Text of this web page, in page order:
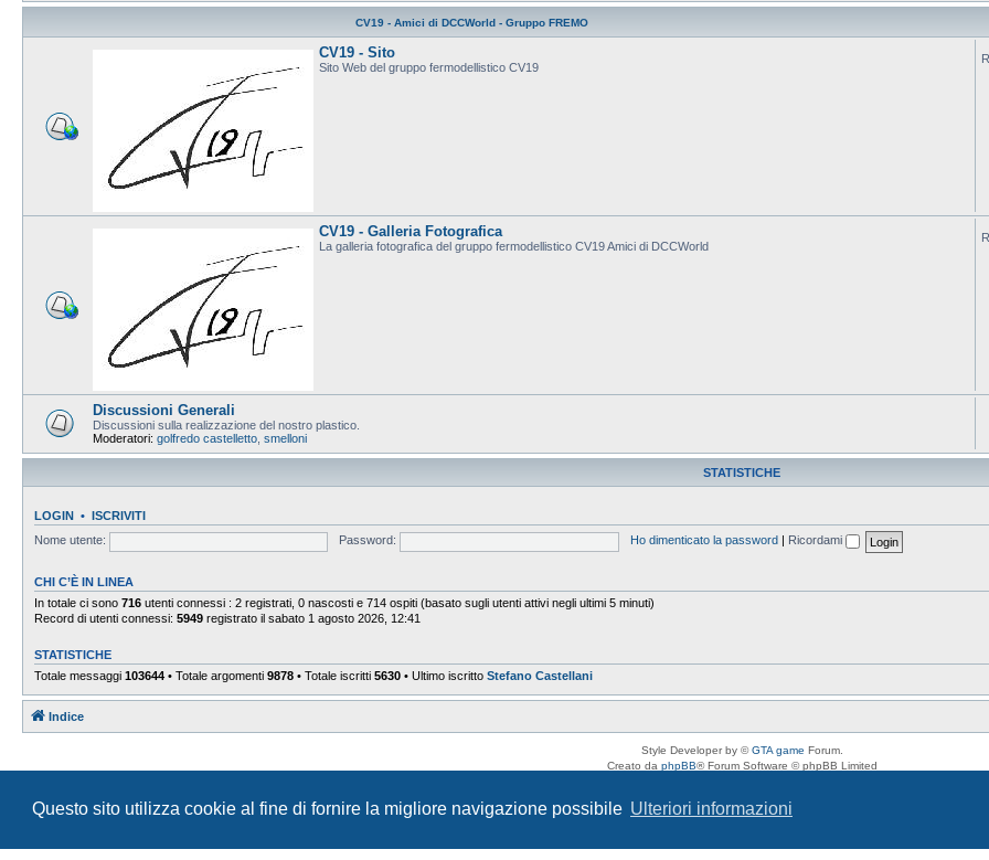
Questo sito utilizza cookie al fine di fornire la migliore navigazione possibile Ulteriori informazioni
CV19 - Amici di DCCWorld - Gruppo FREMO
CV19 - Sito
Sito Web del gruppo fermodellistico CV19
CV19 - Galleria Fotografica
La galleria fotografica del gruppo fermodellistico CV19 Amici di DCCWorld
Discussioni Generali
Discussioni sulla realizzazione del nostro plastico.
Moderatori: golfredo castelletto smelloni
STATISTICHE
LOGIN • ISCRIVITI
Nome utente:
Password: Ho dimenticato la password Ricordami
CHI C’È IN LINEA
In totale ci sono 716 utenti connessi : 2 registrati, 0 nascosti e 714 ospiti (basato sugli utenti attivi negli ultimi 5 minuti)
Record di utenti connessi: 5949 registrato il sabato 1 agosto 2026, 12:41
STATISTICHE
Totale messaggi 103644 • Totale argomenti 9878 • Totale iscritti 5630 • Ultimo iscritto Stefano Castellani
Indice
Style Developer by ©GTA game Forum.
Creato da phpBB® Forum Software © phpBB Limited
Privacy|Condizioni